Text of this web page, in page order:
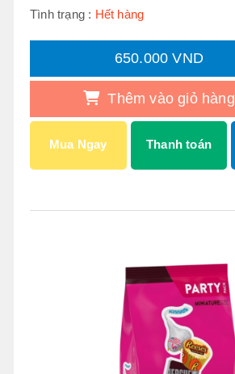
Tình trạng : Hết hàng
650.000 VND
Thêm vào giỏ hàng
Mua Ngay Thanh toán